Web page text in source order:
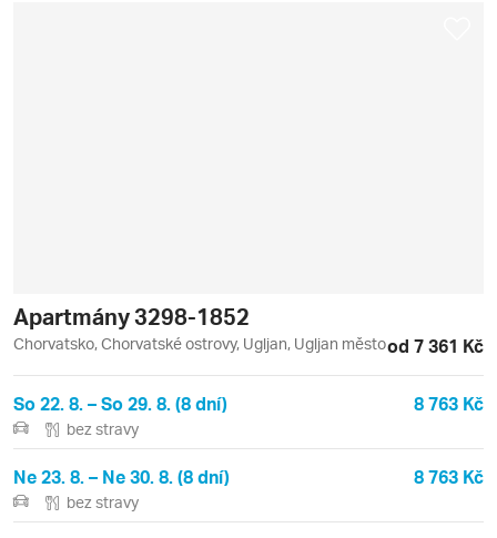
Apartmány 3298-1852
Chorvatsko, Chorvatské ostrovy, Ugljan, Ugljan městood 7 361 Kč
So 22. 8. – So 29. 8. (8 dní) 8 763 Kč
bez stravy
Ne 23. 8. – Ne 30. 8. (8 dní) 8 763 Kč
bez stravy